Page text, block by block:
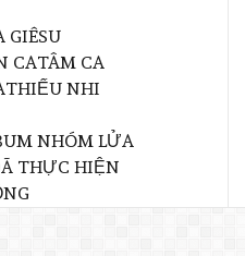
GIÊSU
CATÂM CA
THIẾU NHI
NHÓM LỬA
THỰC HIỆN